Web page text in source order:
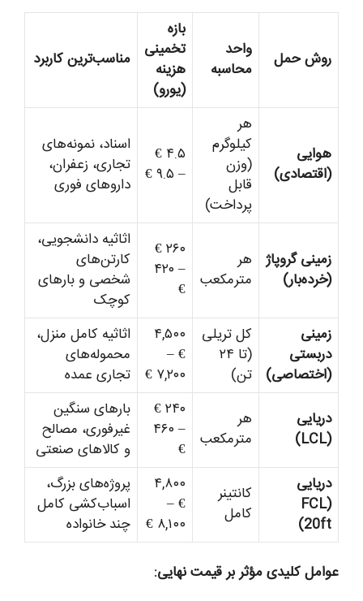
روش حمل
واحد
محاسبه
بازه
تخمینی
هزینه
(یورو)
مناسب‌ترین کاربرد
هوایی
(اقتصادی)
هر
کیلوگرم
(وزن
قابل
پرداخت)
۴.۵ €
– ۹.۵ €
اسناد، نمونه‌های
تجاری، زعفران،
داروهای فوری
زمینی گروپاژ
(خرده‌بار)
هر
مترمکعب
۲۶۰ €
– ۴۲۰
€
اثاثیه دانشجویی،
کارتن‌های
شخصی و بارهای
کوچک
زمینی
دربستی
(اختصاصی)
کل تریلی
(تا ۲۴
تن)
۴,۵۰۰
€ –
۷,۲۰۰ €
اثاثیه کامل منزل،
محموله‌های
تجاری عمده
دریایی
(LCL)
هر
مترمکعب
۲۴۰ €
– ۴۶۰
€
بارهای سنگین
غیرفوری، مصالح
و کالاهای صنعتی
دریایی
(FCL
20ft)
کانتینر
کامل
۴,۸۰۰
€ –
۸,۱۰۰ €
پروژه‌های بزرگ،
اسباب‌کشی کامل
چند خانواده
عوامل کلیدی مؤثر بر قیمت نهایی: